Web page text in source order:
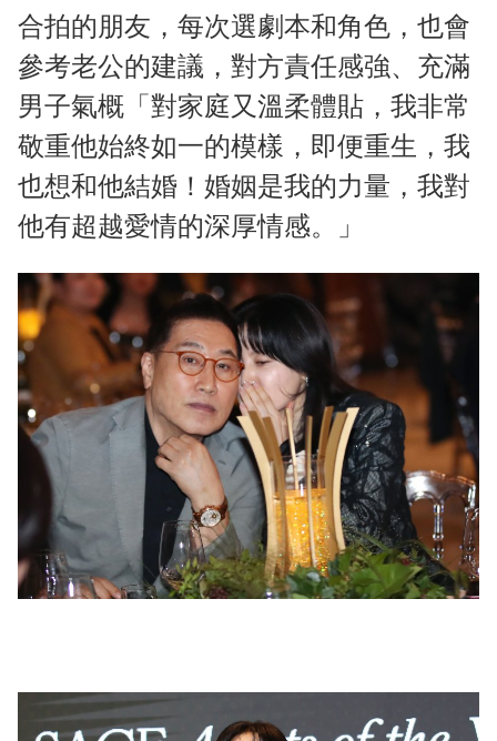
合拍的朋友，每次選劇本和角色，也會
參考老公的建議，對方責任感強、充滿
男子氣概「對家庭又溫柔體貼，我非常
敬重他始終如一的模樣，即便重生，我
也想和他結婚！婚姻是我的力量，我對
他有超越愛情的深厚情感。」